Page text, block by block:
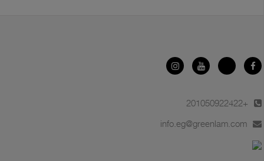
+201050922422
info.eg@greenlam.com